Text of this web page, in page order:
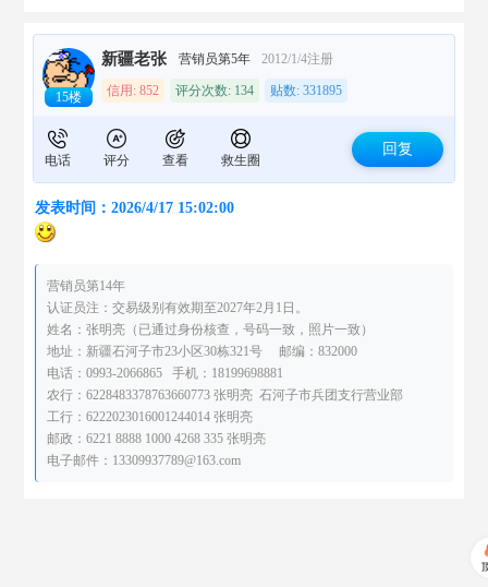
15楼
新疆老张 营销员第5年 2012/1/4注册
信用: 852 评分次数: 134 贴数: 331895
电话 评分 查看 救生圈
回复
发表时间：2026/4/17 15:02:00
营销员第14年
认证员注：交易级别有效期至2027年2月1日。
姓名：张明亮（已通过身份核查，号码一致，照片一致）
地址：新疆石河子市23小区30栋321号 邮编：832000
电话：0993-2066865 手机：18199698881
农行：6228483378763660773 张明亮 石河子市兵团支行营业部
工行：6222023016001244014 张明亮
邮政：6221 8888 1000 4268 335 张明亮
电子邮件：13309937789@163.com